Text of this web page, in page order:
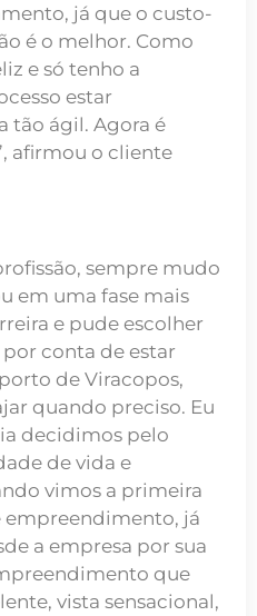
já que o custo-
é o melhor. Como
e só tenho a
estar
tão ágil. Agora é
afirmou o cliente
sempre mudo
em uma fase mais
e pude escolher
conta de estar
de Viracopos,
quando preciso. Eu
decidimos pelo
de vida e
vimos a primeira
empreendimento, já
a empresa por sua
que
vista sensacional,